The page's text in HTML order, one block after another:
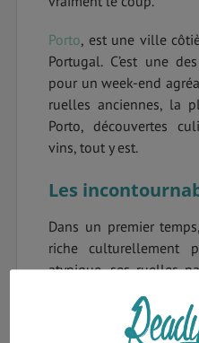
Porto, est une ville
Portugal. C’est une
pour un week-end
ruelles anciennes, la
Porto, découvertes
vins, tout y est.
Les
Dans un premier
riche culturellement
atypique, ses ruelles
urbains, amoureux
Porto est faite pour